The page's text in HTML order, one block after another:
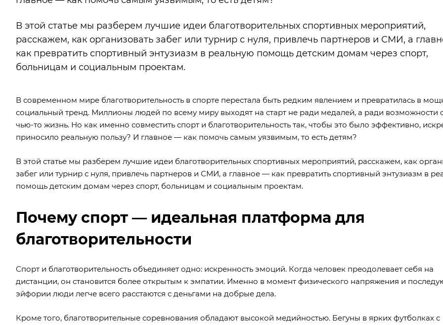
В этой статье мы разберем лучшие идеи благотворительных спортивных мероприятий,
расскажем, как организовать забег или турнир с нуля, привлечь партнеров и СМИ, а
как превратить спортивный энтузиазм в реальную помощь детским домам через спорт,
больницам и социальным проектам.
В современном мире благотворительность в спорте перестала быть редким явлением и превратилась в
социальный тренд. Миллионы людей по всему миру выходят на старт не ради медалей, а ради возможности
чью-то жизнь. Но как именно совместить спорт и благотворительность так, чтобы это было эффективно,
приносило реальную пользу? И главное — как помочь самым уязвимым, то есть детям?
В этой статье мы разберем лучшие идеи благотворительных спортивных мероприятий, расскажем, как
забег или турнир с нуля, привлечь партнеров и СМИ, а главное — как превратить спортивный энтузиазм в
помощь детским домам через спорт, больницам и социальным проектам.
Почему спорт — идеальная платформа для
благотворительности
Спорт и благотворительность объединяет одно: искренность эмоций. Когда человек преодолевает себя на
дистанции, он становится более открытым к эмпатии. Именно в момент физического напряжения и
эйфории люди легче всего расстаются с деньгами на добрые дела.
Кроме того, благотворительные соревнования обладают высокой медийностью. Бегуны в ярких футболках с